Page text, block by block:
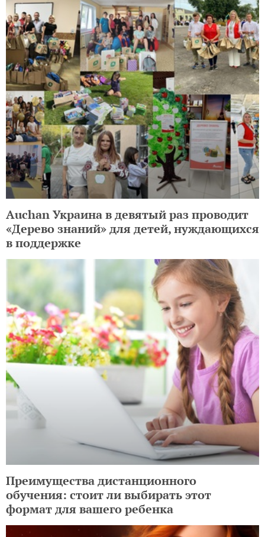
Auchan Украина в девятый раз проводит
«Дерево знаний» для детей, нуждающихся
в поддержке
Преимущества дистанционного
обучения: стоит ли выбирать этот
формат для вашего ребенка